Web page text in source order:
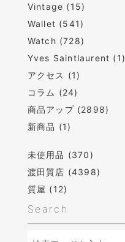
Vintage (15)
Wallet (541)
Watch (728)
Yves Saintlaurent (1)
アクセス (1)
コラム (24)
商品アップ (2898)
新商品 (1)
未使用品 (370)
渡田質店 (4398)
質屋 (12)
Search